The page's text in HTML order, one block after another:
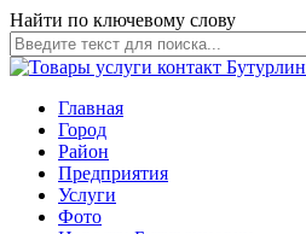
Найти по ключевому слову
Главная
Город
Район
Предприятия
Услуги
Фото